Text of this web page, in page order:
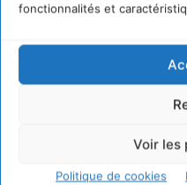
fonctionnalités et
Voir les
Politique de cookies
Documents